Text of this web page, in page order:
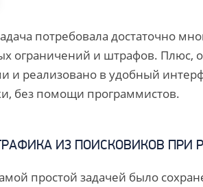
потребовала достаточно
ограничений и штрафов. Плюс,
и реализовано в удобный
без помощи программистов.
ИЗ ПОИСКОВИКОВ ПРИ
простой задачей было